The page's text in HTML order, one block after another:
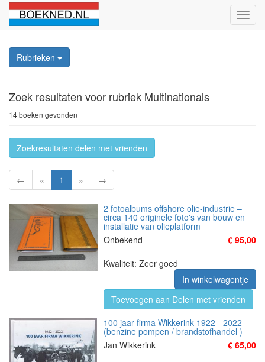
Rubrieken
Zoek resultaten voor rubriek Multinationals
14 boeken gevonden
Zoekresultaten delen met vrienden
← « 1 » →
2 fotoalbums offshore olie-industrie –
circa 140 originele foto's van bouw en
installatie van olieplatform
Onbekend
€ 95,00
Kwaliteit: Zeer goed
In winkelwagentje
Toevoegen aan Delen met vrienden
100 jaar firma Wikkerink 1922 - 2022
(benzine pompen / brandstofhandel )
Jan Wikkerink
€ 65,00